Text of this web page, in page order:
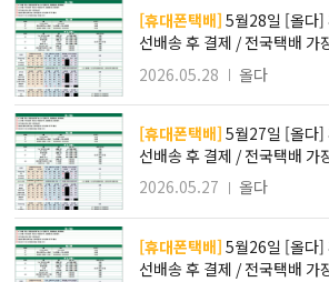
[휴대폰택배] 5월28일 [올다] 휴대폰성지 1차 시세표 /
선배송 후 결제 / 전국택배 가
2026.05.28
올다
[휴대폰택배] 5월27일 [올다] 휴대폰성지 1차 시세표 /
선배송 후 결제 / 전국택배 가
2026.05.27
올다
[휴대폰택배] 5월26일 [올다] 휴대폰성지 1차 시세표 /
선배송 후 결제 / 전국택배 가